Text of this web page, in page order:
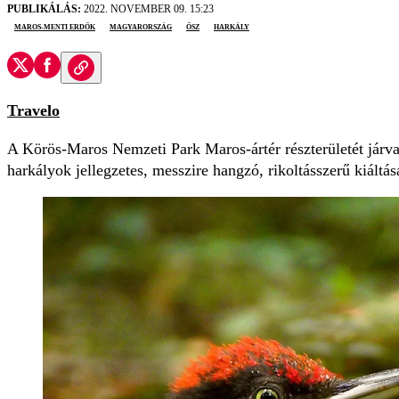
PUBLIKÁLÁS: 2022. NOVEMBER 09. 15:23
Maros-menti erdők
Magyarország ősz harkály
Travelo
A Körös-Maros Nemzeti Park Maros-ártér részterületét
harkályok jellegzetes, messzire hangzó, rikoltásszerű